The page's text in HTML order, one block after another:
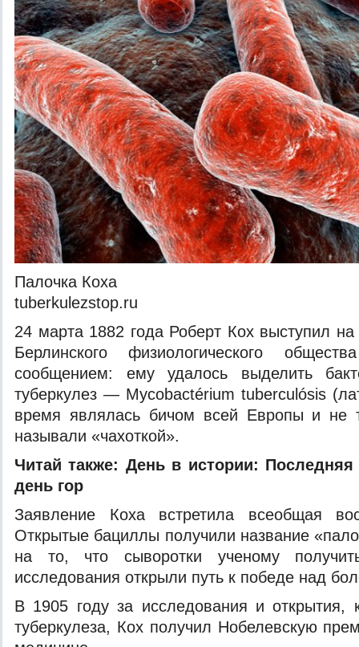
Палочка Коха
tuberkulezstop.ru
24 марта 1882 года Роберт Кох выступил
Берлинского физиологического
сообщением: ему удалось выделить
туберкулез — Mycobactérium tuberculósis
время являлась бичом всей Европы и не
называли «чахоткой».
Читай также: День в истории:
день гор
Заявление Коха встретила всеобщая
Открытые бациллы получили название
на то, что сыворотки ученому
исследования открыли путь к победе над
В 1905 году за исследования и открытия,
туберкулеза, Кох получил Нобелевскую